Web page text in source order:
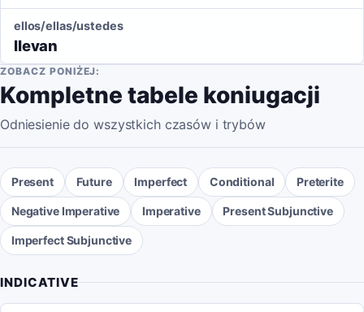
ellos/ellas/ustedes
llevan
ZOBACZ PONIŻEJ:
Kompletne tabele koniugacji
Odniesienie do wszystkich czasów i trybów
Present Future Imperfect Conditional Preterite
Negative Imperative Imperative Present Subjunctive
Imperfect Subjunctive
INDICATIVE